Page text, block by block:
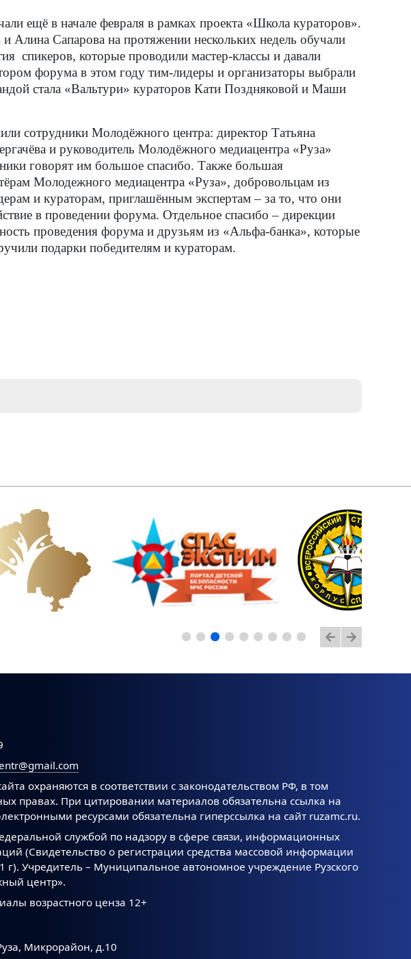
ещё в начале февраля в рамках проекта «Школа кураторов».
Сапарова на протяжении нескольких недель обучали
спикеров, которые проводили мастер-классы и давали
форума в этом году тим-лидеры и организаторы выбрали
стала «Вальтури» кураторов Кати Поздняковой и Маши
сотрудники Молодёжного центра: директор Татьяна
и руководитель Молодёжного медиацентра «Руза»
говорят им большое спасибо. Также большая
Молодежного медиацентра «Руза», добровольцам из
и кураторам, приглашённым экспертам – за то, что они
в проведении форума. Отдельное спасибо – дирекции
проведения форума и друзьям из «Альфа-банка», которые
подарки победителям и кураторам.
охраняются в соответствии с законодательством РФ, в том
правах. При цитировании материалов обязательна ссылка на
ресурсами обязательна гиперссылка на сайт ruzamc.ru.
службой по надзору в сфере связи, информационных
(Свидетельство о регистрации средства массовой информации
Учредитель – Муниципальное автономное учреждение Рузского
центр».
возрастного ценза 12+
Микрорайон, д.10